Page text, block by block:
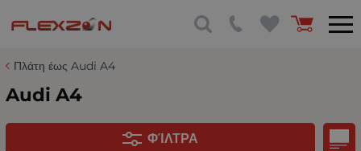
Πλάτη έως Audi A4
Audi A4
ΦΊΛΤΡΑ